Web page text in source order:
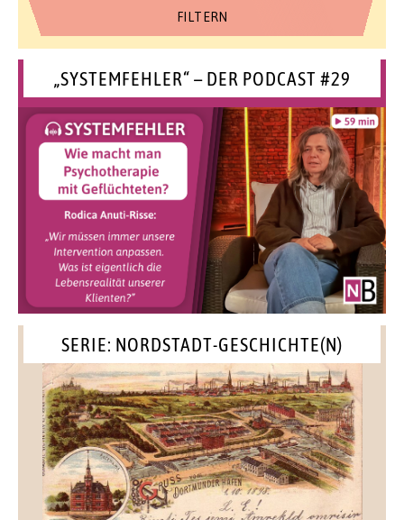
„SYSTEMFEHLER“ – DER PODCAST #29
SERIE: NORDSTADT-GESCHICHTE(N)